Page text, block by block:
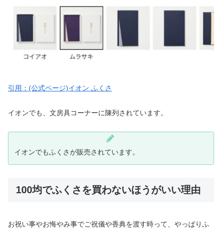
引用：(公式ページ)イオン ふくさ
イオンでも、文房具コーナーに陳列されています。
イオンでもふくさが販売されています。
100均でふくさを買わないほうがいい理由
お祝い事やお悔やみ事でご祝儀や香典を渡す時って、やっぱりふ